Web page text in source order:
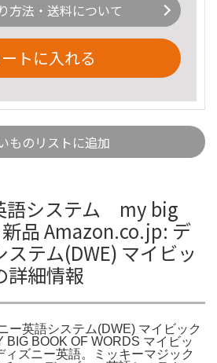
方法・送料について
トに入れる
ものリストに追加
システム my big
品 Amazon.co.jp: デ
テム(DWE) マイビッ
詳細情報
ー英語システム(DWE) マイビック
BIG BOOK OF WORDS マイビッ
ィズニー英語。ミッキーマジック